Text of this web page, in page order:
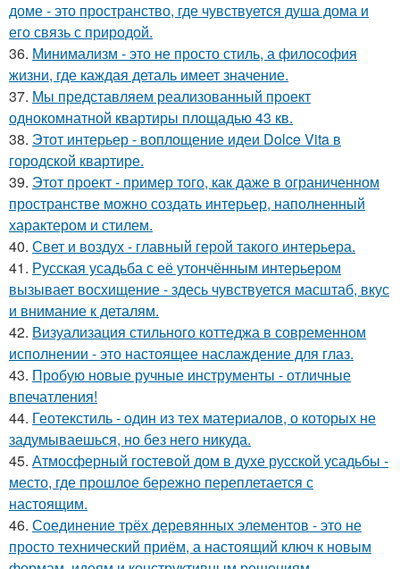
доме - это пространство, где чувствуется душа дома и
его связь с природой.
36. Минимализм - это не просто стиль, а философия
жизни, где каждая деталь имеет значение.
37. Мы представляем реализованный проект
однокомнатной квартиры площадью 43 кв.
38. Этот интерьер - воплощение идеи Dolce Vita в
городской квартире.
39. Этот проект - пример того, как даже в ограниченном
пространстве можно создать интерьер, наполненный
характером и стилем.
40. Свет и воздух - главный герой такого интерьера.
41. Русская усадьба с её утончённым интерьером
вызывает восхищение - здесь чувствуется масштаб, вкус
и внимание к деталям.
42. Визуализация стильного коттеджа в современном
исполнении - это настоящее наслаждение для глаз.
43. Пробую новые ручные инструменты - отличные
впечатления!
44. Геотекстиль - один из тех материалов, о которых не
задумываешься, но без него никуда.
45. Атмосферный гостевой дом в духе русской усадьбы -
место, где прошлое бережно переплетается с
настоящим.
46. Соединение трёх деревянных элементов - это не
просто технический приём, а настоящий ключ к новым